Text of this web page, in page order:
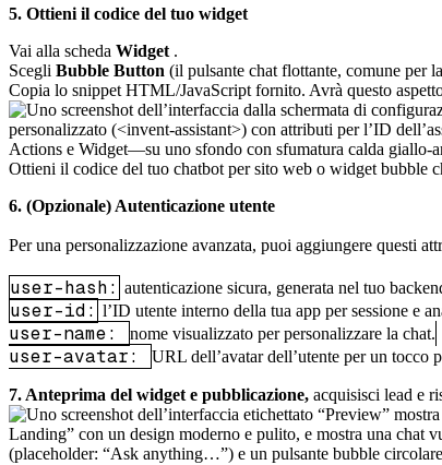
5. Ottieni il codice del tuo widget
Vai alla scheda Widget .
Scegli Bubble Button (il pulsante chat flottante, comune per
Copia lo snippet HTML/JavaScript fornito. Avrà questo
Ottieni il codice del tuo chatbot per sito web o widget bubble
6. (Opzionale) Autenticazione utente
Per una personalizzazione avanzata, puoi aggiungere questi
user-hash: autenticazione sicura, generata nel tuo
user-id: l’ID utente interno della tua app per sessione e
user-name: nome visualizzato per personalizzare la chat.
user-avatar: URL dell’avatar dell’utente per un tocco
7. Anteprima del widget e pubblicazione, acquisisci lead e